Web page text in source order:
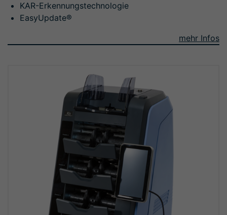
KAR-Erkennungstechnologie
EasyUpdate®
mehr Infos